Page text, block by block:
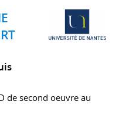
de second oeuvre au